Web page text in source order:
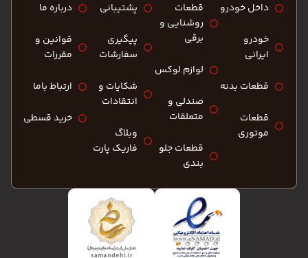
داخل خودرو
خودرو
ایرانی
قطعات بدنه
قطعات
موتوری
قطعات
روشنایی و
برقی
لوازم لوکس
صندلی و
متعلقات
قطعات جلو
بندی
پشتیبانی
پیگیری
سفارشات
شکایات و
انتقادات
وبلاگ
فاریک پارت
درباره ما
قوانین و
مقررات
ارتباط باما
خرید قسطی